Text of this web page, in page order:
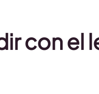
con el